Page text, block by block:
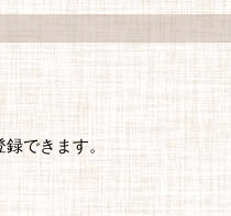
できます。